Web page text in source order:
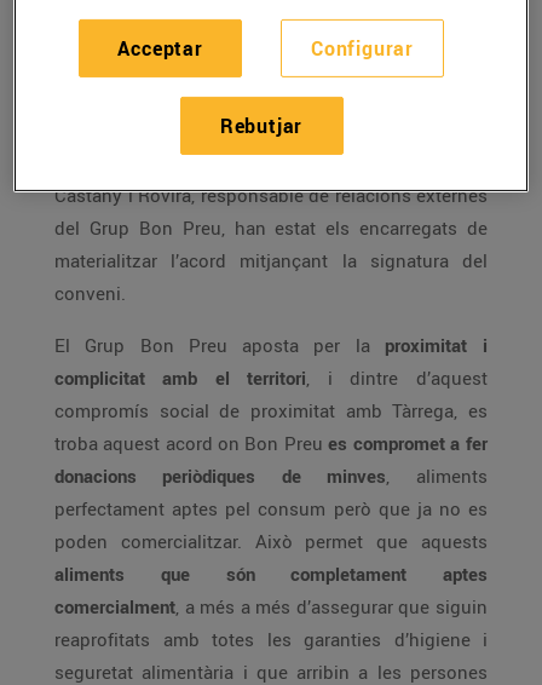
acord de col·laboració per a la recollida de
. El conveni té com a finalitat contribuir a
evitar el malbaratament alimentari a Tàrrega. Rosa
M. Perelló i Escoda, alcaldessa de Tàrrega i Josep
Castany i Rovira, responsable de relacions externes
del Grup Bon Preu, han estat els encarregats de
materialitzar l’acord mitjançant la signatura del
conveni.
El Grup Bon Preu aposta per la proximitat i
complicitat amb el territori, i dintre d’aquest
compromís social de proximitat amb Tàrrega, es
troba aquest acord on Bon Preu es compromet a fer
donacions periòdiques de minves, aliments
perfectament aptes pel consum però que ja no es
poden comercialitzar. Això permet que aquests
aliments que són completament aptes
comercialment, a més a més d’assegurar que siguin
reaprofitats amb totes les garanties d’higiene i
seguretat alimentària i que arribin a les persones
Configurar
Rebutjar
Acceptar